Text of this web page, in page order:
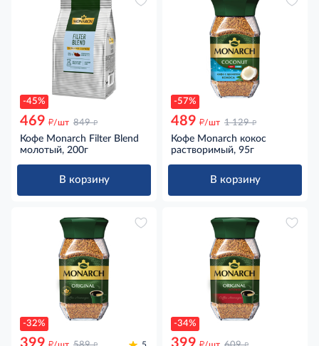
-45%
469 д/шт 849 д
Кофе Monarch Filter Blend
молотый, 200г
В корзину
-57%
489 д/шт 1 129 д
Кофе Monarch кокос
растворимый, 95г
В корзину
-32%
399 д д
-34%
399 д д